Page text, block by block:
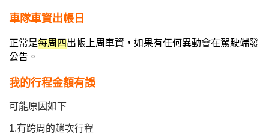
車隊車資出帳日
正常是每周四出帳上周車資，如果有任何異動會在駕駛端發
公告。
我的行程金額有誤
可能原因如下
1.有跨周的趟次行程